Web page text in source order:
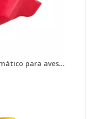
Bebedero automático para aves de corral, bebedero con tetina para sistema de línea de bebedero para pollos, granjas de gallinas ponedoras